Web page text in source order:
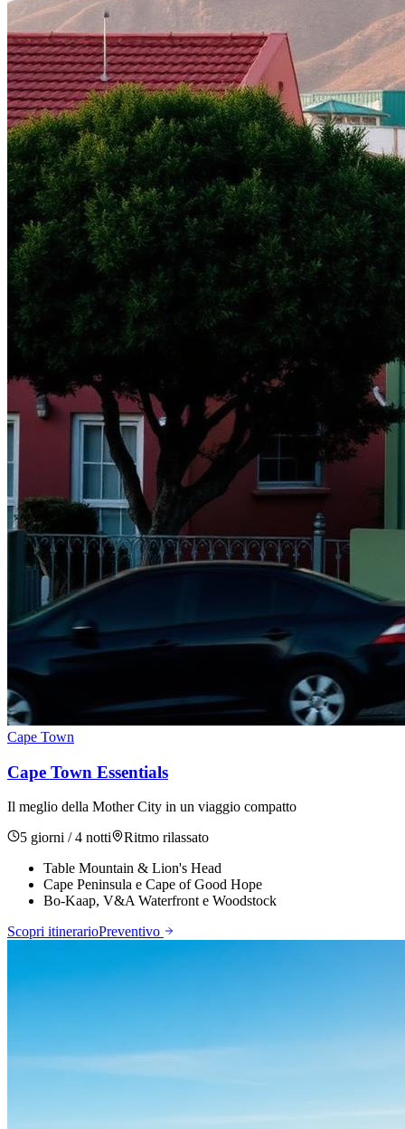
Cape Town
Cape Town Essentials
Il meglio della Mother City in un viaggio compatto
5 giorni / 4 notti
Ritmo rilassato
Table Mountain & Lion's Head
Cape Peninsula e Cape of Good Hope
Bo-Kaap, V&A Waterfront e Woodstock
Scopri itinerarioPreventivo